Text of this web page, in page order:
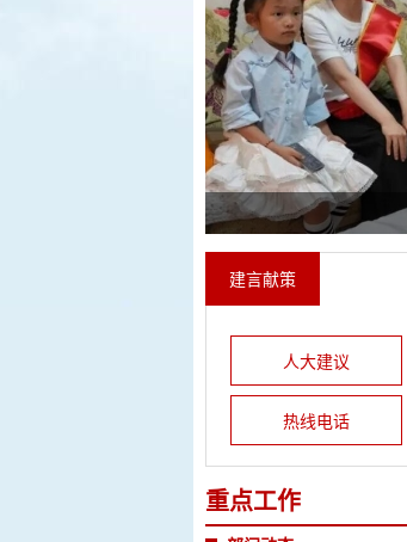
建言献策
人大建议
热线电话
重点工作